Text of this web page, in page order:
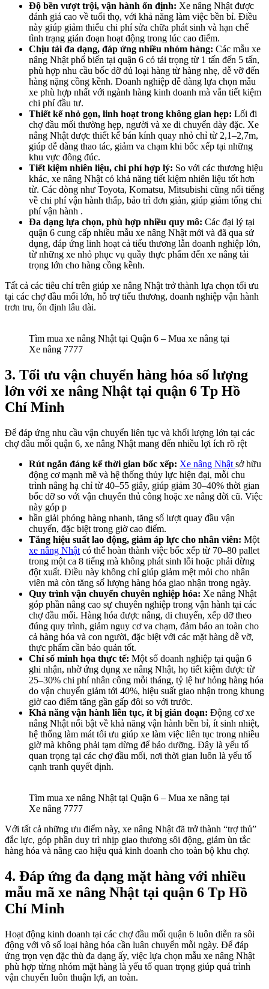
Độ bền vượt trội, vận hành ổn định: Xe nâng Nhật được
đánh giá cao về tuổi thọ, với khả năng làm việc bền bỉ. Điều
này giúp giảm thiểu chi phí sửa chữa phát sinh và hạn chế
tình trạng gián đoạn hoạt động trong lúc cao điểm.
Chịu tải đa dạng, đáp ứng nhiều nhóm hàng: Các mẫu xe
nâng Nhật phổ biến tại quận 6 có tải trọng từ 1 tấn đến 5 tấn,
phù hợp nhu cầu bốc dỡ đủ loại hàng từ hàng nhẹ, dễ vỡ đến
hàng nặng cồng kềnh. Doanh nghiệp dễ dàng lựa chọn mẫu
xe phù hợp nhất với ngành hàng kinh doanh mà vẫn tiết kiệm
chi phí đầu tư.
Thiết kế nhỏ gọn, linh hoạt trong không gian hẹp: Lối đi
chợ đầu mối thường hẹp, người và xe di chuyển dày đặc. Xe
nâng Nhật được thiết kế bán kính quay nhỏ chỉ từ 2,1–2,7m,
giúp dễ dàng thao tác, giảm va chạm khi bốc xếp tại những
khu vực đông đúc.
Tiết kiệm nhiên liệu, chi phí hợp lý: So với các thương hiệu
khác, xe nâng Nhật có khả năng tiết kiệm nhiên liệu tốt hơn
từ. Các dòng như Toyota, Komatsu, Mitsubishi cũng nổi tiếng
về chi phí vận hành thấp, bảo trì đơn giản, giúp giảm tổng chi
phí vận hành .
Đa dạng lựa chọn, phù hợp nhiều quy mô: Các đại lý tại
quận 6 cung cấp nhiều mẫu xe nâng Nhật mới và đã qua sử
dụng, đáp ứng linh hoạt cả tiểu thương lẫn doanh nghiệp lớn,
từ những xe nhỏ phục vụ quầy thực phẩm đến xe nâng tải
trọng lớn cho hàng cồng kềnh.
Tất cả các tiêu chí trên giúp xe nâng Nhật trở thành lựa chọn tối ưu
tại các chợ đầu mối lớn, hỗ trợ tiểu thương, doanh nghiệp vận hành
trơn tru, ổn định lâu dài.
Tìm mua xe nâng Nhật tại Quận 6 – Mua xe nâng tại
Xe nâng 7777
3. Tối ưu vận chuyển hàng hóa số lượng
lớn với xe nâng Nhật tại quận 6 Tp Hồ
Chí Minh
Để đáp ứng nhu cầu vận chuyển liên tục và khối lượng lớn tại các
chợ đầu mối quận 6, xe nâng Nhật mang đến nhiều lợi ích rõ rệt
Rút ngắn đáng kể thời gian bốc xếp: Xe nâng Nhật sở hữu
động cơ mạnh mẽ và hệ thống thủy lực hiện đại, mỗi chu
trình nâng hạ chỉ từ 40–55 giây, giúp giảm 30–40% thời gian
bốc dỡ so với vận chuyển thủ công hoặc xe nâng đời cũ. Việc
này góp p
hần giải phóng hàng nhanh, tăng số lượt quay đầu vận
chuyển, đặc biệt trong giờ cao điểm.
Tăng hiệu suất lao động, giảm áp lực cho nhân viên: Một
xe nâng Nhật có thể hoàn thành việc bốc xếp từ 70–80 pallet
trong một ca 8 tiếng mà không phát sinh lỗi hoặc phải dừng
đột xuất. Điều này không chỉ giúp giảm mệt mỏi cho nhân
viên mà còn tăng số lượng hàng hóa giao nhận trong ngày.
Quy trình vận chuyển chuyên nghiệp hóa: Xe nâng Nhật
góp phần nâng cao sự chuyên nghiệp trong vận hành tại các
chợ đầu mối. Hàng hóa được nâng, di chuyển, xếp dỡ theo
đúng quy trình, giảm nguy cơ va chạm, đảm bảo an toàn cho
cả hàng hóa và con người, đặc biệt với các mặt hàng dễ vỡ,
thực phẩm cần bảo quản tốt.
Chỉ số minh họa thực tế: Một số doanh nghiệp tại quận 6
ghi nhận, nhờ ứng dụng xe nâng Nhật, họ tiết kiệm được từ
25–30% chi phí nhân công mỗi tháng, tỷ lệ hư hỏng hàng hóa
do vận chuyển giảm tới 40%, hiệu suất giao nhận trong khung
giờ cao điểm tăng gần gấp đôi so với trước.
Khả năng vận hành liên tục, ít bị gián đoạn: Động cơ xe
nâng Nhật nổi bật về khả năng vận hành bền bỉ, ít sinh nhiệt,
hệ thống làm mát tối ưu giúp xe làm việc liên tục trong nhiều
giờ mà không phải tạm dừng để bảo dưỡng. Đây là yếu tố
quan trọng tại các chợ đầu mối, nơi thời gian luôn là yếu tố
cạnh tranh quyết định.
Tìm mua xe nâng Nhật tại Quận 6 – Mua xe nâng tại
Xe nâng 7777
Với tất cả những ưu điểm này, xe nâng Nhật đã trở thành “trợ thủ”
đắc lực, góp phần duy trì nhịp giao thương sôi động, giảm ùn tắc
hàng hóa và nâng cao hiệu quả kinh doanh cho toàn bộ khu chợ.
4. Đáp ứng đa dạng mặt hàng với nhiều
mẫu mã xe nâng Nhật tại quận 6 Tp Hồ
Chí Minh
Hoạt động kinh doanh tại các chợ đầu mối quận 6 luôn diễn ra sôi
động với vô số loại hàng hóa cần luân chuyển mỗi ngày. Để đáp
ứng trọn vẹn đặc thù đa dạng ấy, việc lựa chọn mẫu xe nâng Nhật
phù hợp từng nhóm mặt hàng là yếu tố quan trọng giúp quá trình
vận chuyển luôn thuận lợi, an toàn.